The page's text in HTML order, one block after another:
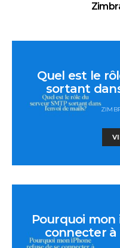
Quel est le
sortant
Pourquoi mon
connecter